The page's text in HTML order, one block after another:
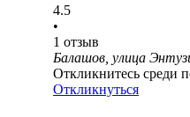
4.5
•
1 отзыв
Балашов, улица
Откликнитесь среди
Откликнуться